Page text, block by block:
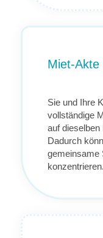
Miet-Akte
Sie und Ihre
vollständige
auf dieselben
Dadurch
gemeinsame
konzentrieren.